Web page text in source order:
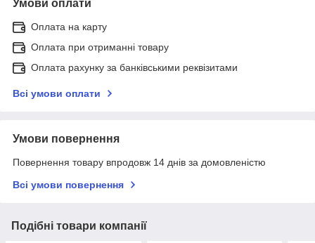
Умови оплати
Оплата на карту
Оплата при отриманні товару
Оплата рахунку за банківськими реквізитами
Всі умови оплати
Умови повернення
Повернення товару впродовж 14 днів за домовленістю
Всі умови повернення
Подібні товари компанії